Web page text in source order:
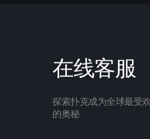
在线客服
探索扑克成为全球最受
的奥秘